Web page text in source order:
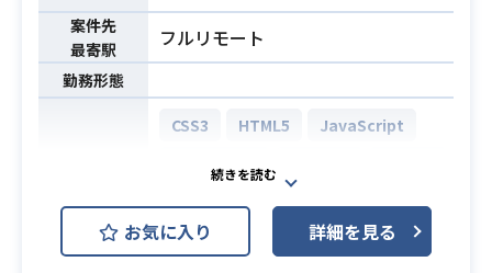
年以上）
・Figma、Sketch、XDなどのUIツー
ルの利⽤経験
erial Designに関する知識
・デザインシステム制作・運⽤経験
・技術的仕様への理解、知識(HTM
・適切なユーザー体験に関わる情報
収集や仮設検証を⾃ら⾏い、アウト
のが目的です。
【詳細例】
・他のプロジェクトマネージャーと
スクラムオブスクラムのスクラムマ
スターとしてTimelineマネージメン
・リスクマネージメントを通してリ
スクを早期に発⾒し、ステークホル
ダーと連携してリスク対策を⾏う。
・タスクの優先づけをファシリテー
案件先
最寄駅
フルリモート
勤務形態
CSS3 HTML5
JavaScript
TypeScript
JIRA
Confluence Flutter
・スマホアプリケーション開発事業
お気に入り 詳細を見る